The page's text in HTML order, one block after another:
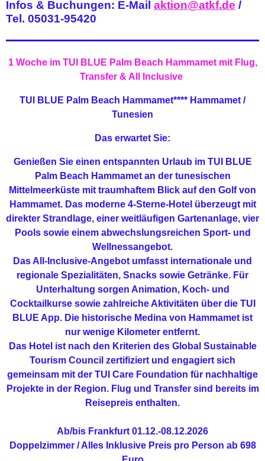
Infos & Buchungen: E-Mail aktion@atkf.de /
Tel. 05031-95420
1 Woche im TUI BLUE Palm Beach Hammamet mit Flug,
Transfer & All Inclusive
TUI BLUE Palm Beach Hammamet**** Hammamet /
Tunesien
Das erwartet Sie:
Genießen Sie einen entspannten Urlaub im TUI BLUE
Palm Beach Hammamet an der tunesischen
Mittelmeerküste mit traumhaftem Blick auf den Golf von
Hammamet. Das moderne 4-Sterne-Hotel überzeugt mit
direkter Strandlage, einer weitläufigen Gartenanlage, vier
Pools sowie einem abwechslungsreichen Sport- und
Wellnessangebot.
Das All-Inclusive-Angebot umfasst internationale und
regionale Spezialitäten, Snacks sowie Getränke. Für
Unterhaltung sorgen Animation, Koch- und
Cocktailkurse sowie zahlreiche Aktivitäten über die TUI
BLUE App. Die historische Medina von Hammamet ist
nur wenige Kilometer entfernt.
Das Hotel ist nach den Kriterien des Global Sustainable
Tourism Council zertifiziert und engagiert sich
gemeinsam mit der TUI Care Foundation für nachhaltige
Projekte in der Region. Flug und Transfer sind bereits im
Reisepreis enthalten.
Ab/bis Frankfurt 01.12.-08.12.2026
Doppelzimmer / Alles Inklusive Preis pro Person ab 698